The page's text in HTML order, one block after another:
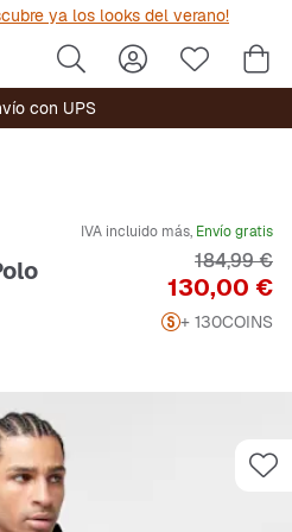
ya los looks del verano!
con UPS
IVA incluido más, Envío gratis
Precio
130,00 €
Precio
184,99 €
+ 130COINS